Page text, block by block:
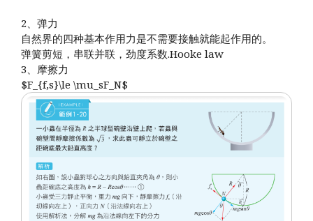
2、弹力
自然界的四种基本作用力是不需要接触就能起作用的。
弹簧剪短，串联并联，劲度系数.Hooke law
3、摩擦力
$F_{f,s}\le \mu_sF_N$